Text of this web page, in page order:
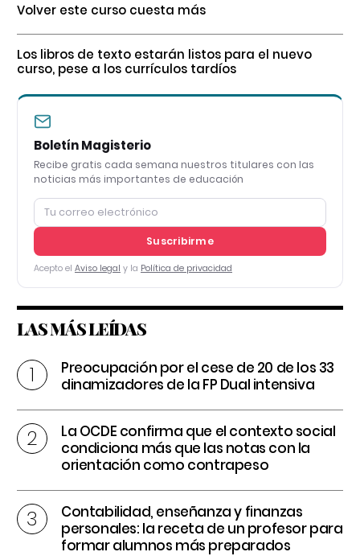
Volver este curso cuesta más
Los libros de texto estarán listos para el nuevo
curso, pese a los currículos tardíos
Boletín Magisterio
Recibe gratis cada semana nuestros titulares con las
noticias más importantes de educación
Suscribirme
Acepto el Aviso legal y la Política de privacidad
LAS MÁS LEÍDAS
Preocupación por el cese de 20 de los 33
dinamizadores de la FP Dual intensiva
La OCDE confirma que el contexto social
condiciona más que las notas con la
orientación como contrapeso
Contabilidad, enseñanza y finanzas
personales: la receta de un profesor para
formar alumnos más preparados